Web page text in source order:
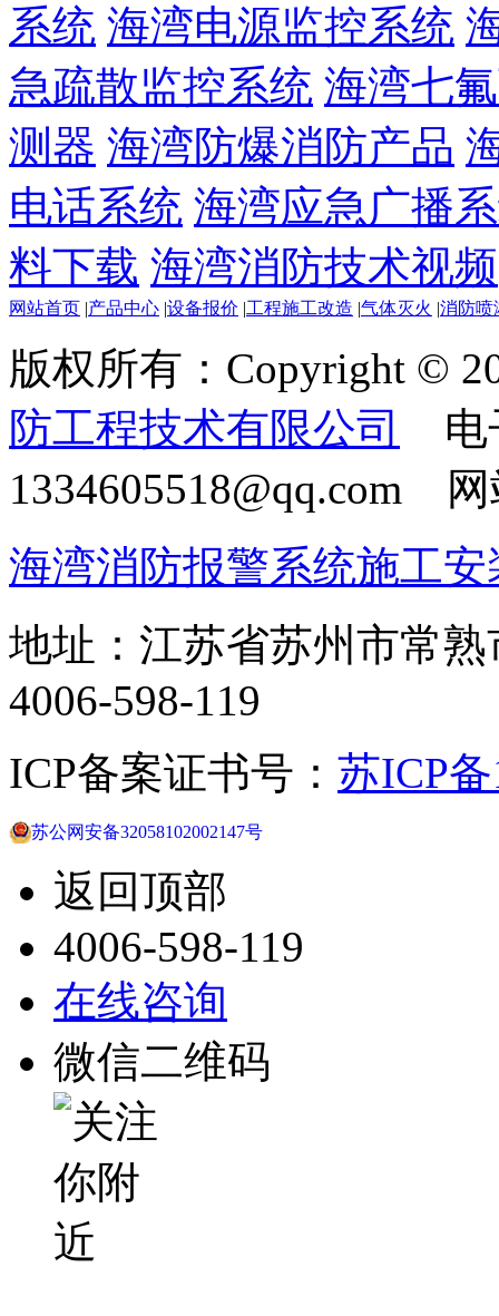
系统 海湾电源监控系统
急疏散监控系统 海湾七
测器 海湾防爆消防产品
电话系统 海湾应急广播
料下载 海湾消防技术视频
网站首页 |产品中心 |设备报价 |工程施工改造 |气体灭火 |消防喷
版权所有：Copyright ©
防工程技术有限公司
电
1334605518@qq.com
海湾消防报警系统施工
地址：江苏省苏州市常
4006-598-119
ICP备案证书号： 苏ICP
苏公网安备32058102002147号
返回顶部
4006-598-119
在线咨询
微信二维码